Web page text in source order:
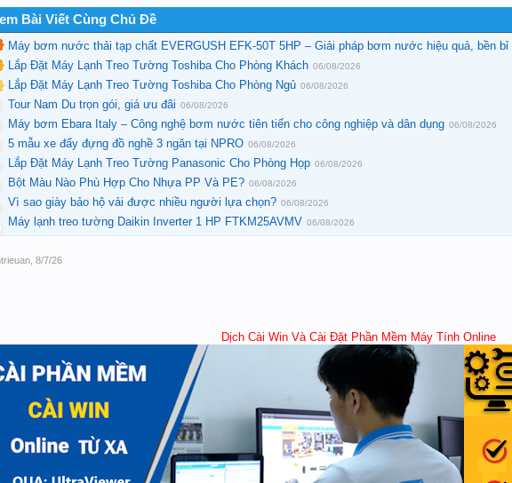
Bài Viết Cùng Chủ Đề
Máy bơm nước thải tạp chất EVERGUSH EFK-50T 5HP – Giải pháp bơm nước hiệu quả, bền bỉ
Lắp Đặt Máy Lạnh Treo Tường Toshiba Cho Phòng Khách 06/08/2026
Lắp Đặt Máy Lạnh Treo Tường Toshiba Cho Phòng Ngủ 06/08/2026
Tour Nam Du trọn gói, giá ưu đãi 06/08/2026
Máy bơm Ebara Italy – Công nghệ bơm nước tiên tiến cho công nghiệp và dân dụng 06/08/2026
5 mẫu xe đẩy đựng đồ nghề 3 ngăn tại NPRO 06/08/2026
Lắp Đặt Máy Lạnh Treo Tường Panasonic Cho Phòng Họp 06/08/2026
Bột Màu Nào Phù Hợp Cho Nhựa PP Và PE? 06/08/2026
Vì sao giày bảo hộ vải được nhiều người lựa chọn? 06/08/2026
Máy lạnh treo tường Daikin Inverter 1 HP FTKM25AVMV 06/08/2026
8/7/26
Dịch Cài Win Và Cài Đặt Phần Mềm Máy Tính Online